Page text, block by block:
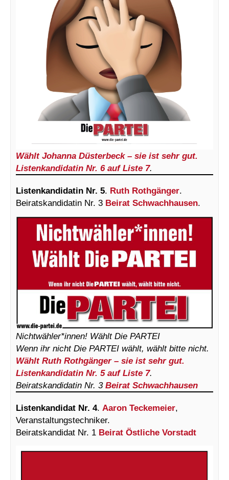
Wählt Johanna Düsterbeck – sie ist sehr gut.
Listenkandidatin Nr. 6 auf Liste 7.
Listenkandidatin Nr. 5. Ruth Rothgänger.
Beiratskandidatin Nr. 3 Beirat Schwachhausen.
Nichtwähler*innen! Wählt Die PARTEI
Wenn ihr nicht Die PARTEI wählt, wählt bitte nicht.
Wählt Ruth Rothgänger – sie ist sehr gut.
Listenkandidatin Nr. 5 auf Liste 7.
Beiratskandidatin Nr. 3 Beirat Schwachhausen
Listenkandidat Nr. 4. Aaron Teckemeier,
Veranstaltungstechniker.
Beiratskandidat Nr. 1 Beirat Östliche Vorstadt